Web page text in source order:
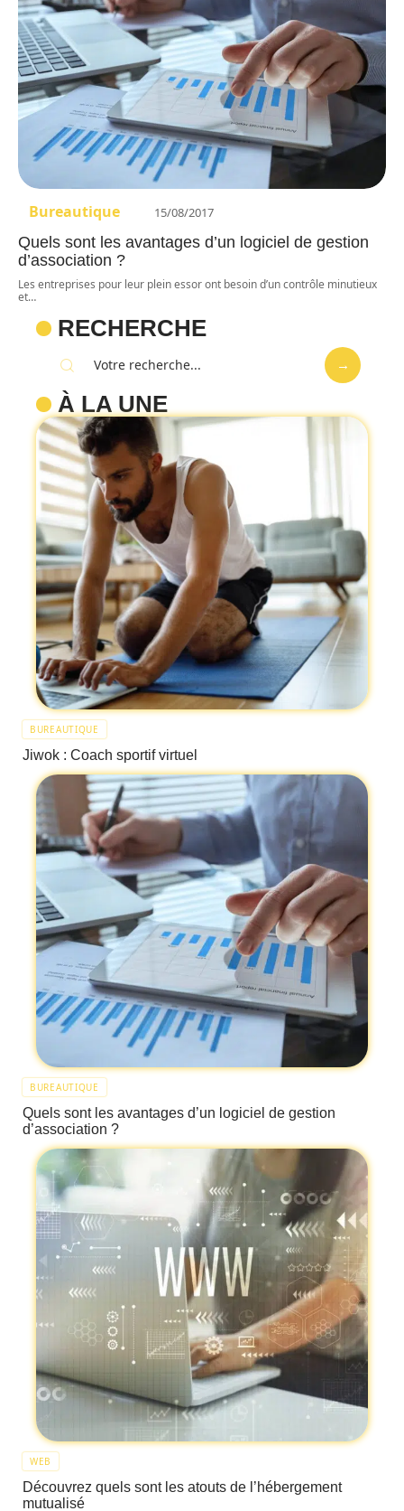
Bureautique 15/08/2017
Quels sont les avantages d’un logiciel de gestion
d’association ?
Les entreprises pour leur plein essor ont besoin d’un contrôle minutieux
et…
RECHERCHE
À LA UNE
BUREAUTIQUE
Jiwok : Coach sportif virtuel
BUREAUTIQUE
Quels sont les avantages d’un logiciel de gestion
d’association ?
WEB
Découvrez quels sont les atouts de l’hébergement
mutualisé